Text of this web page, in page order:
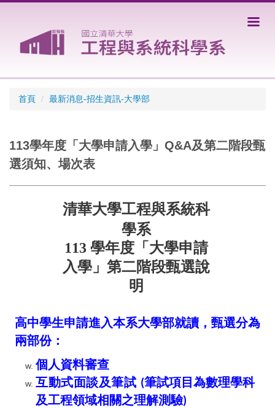
首頁
最新消息-招生資訊-大學部
113學年度「大學申請入學」Q&A及第二階段甄
選須知、場次表
清華大學工程與系統科
學系
113 學年度「大學申請
入學」第二階段甄選說
明
高中學生申請進入本系大學部就讀，甄選分為
兩部份：
個人資料審查
互動式面談及筆試 (筆試項目為數理學科
及工程領域相關之理解測驗)